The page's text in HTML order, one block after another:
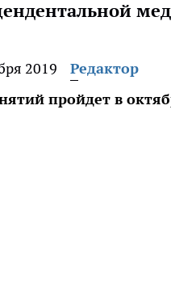
2019
Редактор
пройдет в